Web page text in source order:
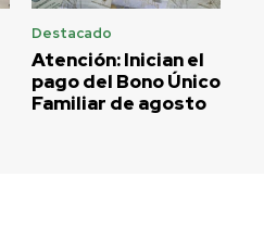
Destacado
Atención: Inician el
pago del Bono Único
Familiar de agosto